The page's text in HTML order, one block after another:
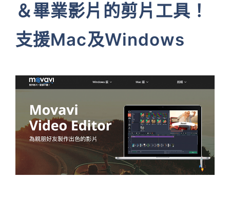
＆畢業影片的剪片工具！
支援Mac及Windows